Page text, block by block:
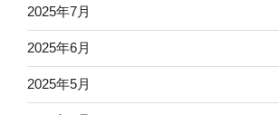
2025年7月
2025年6月
2025年5月